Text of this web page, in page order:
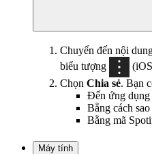
Chuyển đến nội
biểu tượng
Chọn Chia sẻ. Bạn
Đến ứng dụng
Bằng cách
Bằng mã
Máy tính